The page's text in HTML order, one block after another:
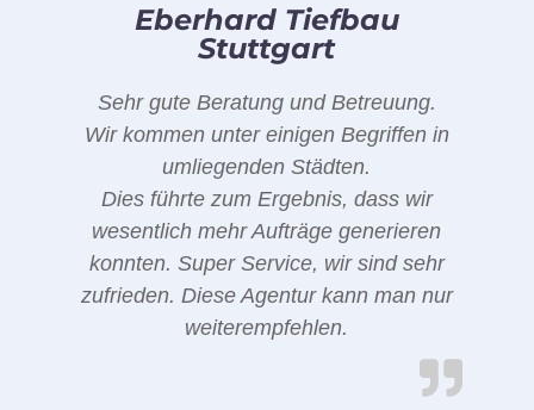
Eberhard Tiefbau
Stuttgart
Sehr gute Beratung und Betreuung.
Wir kommen unter einigen Begriffen in
umliegenden Städten.
Dies führte zum Ergebnis, dass wir
wesentlich mehr Aufträge generieren
konnten. Super Service, wir sind sehr
zufrieden. Diese Agentur kann man nur
weiterempfehlen.